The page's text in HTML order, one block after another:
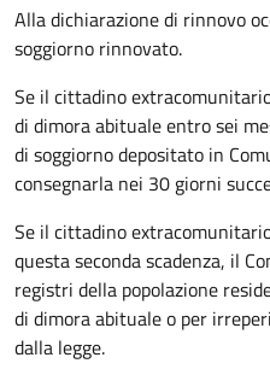
Alla dichiarazione di rinnovo
soggiorno rinnovato.
Se il cittadino
di dimora abituale entro sei
di soggiorno depositato in
consegnarla nei 30 giorni
Se il cittadino
questa seconda scadenza, il
registri della popolazione
di dimora abituale o per
dalla legge.